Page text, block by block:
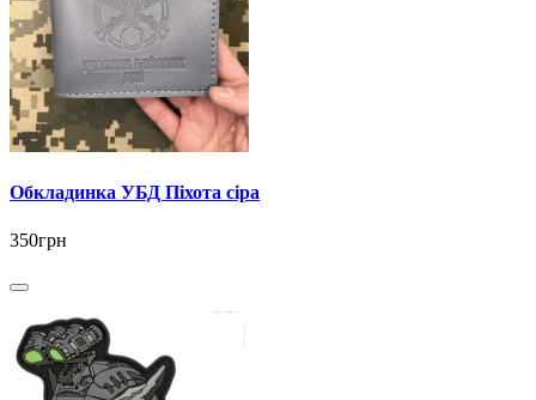
Обкладинка УБД Піхота сіра
350грн